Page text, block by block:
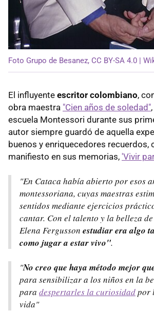
Foto Grupo de Besanez, CC BY-SA 4.0 |
El influyente escritor colombiano,
obra maestra "Cien años de soledad"
escuela Montessori durante sus
autor siempre guardó de aquella
buenos y enriquecedores recuerdos,
manifiesto en sus memorias, 'Vivir
"En Cataca había abierto por esos
montessoriana, cuyas maestras
sentidos mediante ejercicios
cantar. Con el talento y la belleza
Elena Fergusson estudiar era algo
como jugar a estar vivo".
"No creo que haya método mejor
para sensibilizar a los niños en la
para despertarles la curiosidadpor
vida"